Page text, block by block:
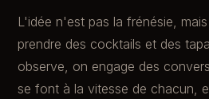
L'idée n'est pas la frénésie,
prendre des cocktails et des
observe, on engage des
se font à la vitesse de chacun,